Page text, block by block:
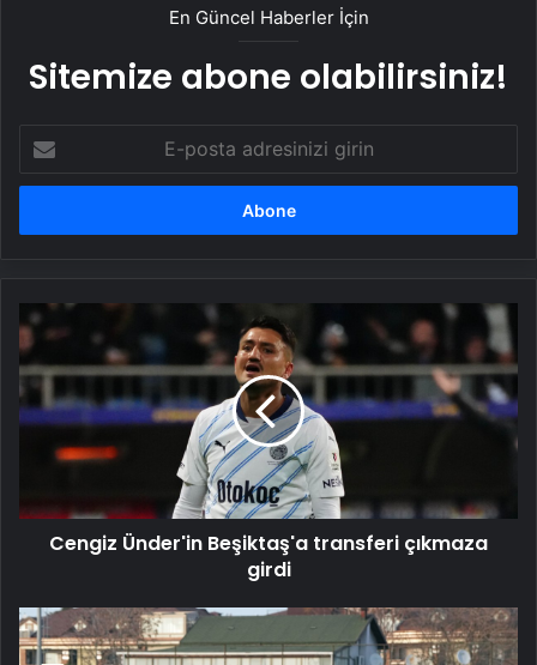
En Güncel Haberler İçin
Sitemize abone olabilirsiniz!
posta
adresinizi
Cengiz
Ünder'in
Beşiktaş'a
transferi
çıkmaza
Cengiz Ünder'in Beşiktaş'a transferi çıkmaza
girdi
Galatasaray,
Ajax